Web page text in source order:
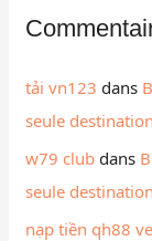
tải vn123 dans
seule destination
w79 club dans
seule destination
nạp tiền qh88